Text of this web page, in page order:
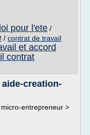
pour l'ete /
/ contrat de travail
et accord
contrat
creation-
entrepreneur >